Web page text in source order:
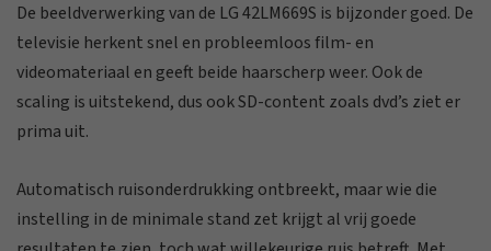
De beeldverwerking van de LG 42LM669S is bijzonder goed. De
televisie herkent snel en probleemloos film- en
videomateriaal en geeft beide haarscherp weer. Ook de
scaling is uitstekend, dus ook SD-content zoals dvd’s ziet er
prima uit.
Automatisch ruisonderdrukking ontbreekt, maar wie die
instelling in de minimale stand zet krijgt al vrij goede